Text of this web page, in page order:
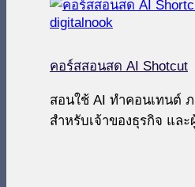
คอร์สสอนสด AI Shotcut
สอนใช้ AI ทำคอนเทนต์
สำหรับเจ้าของธุรกิจ และ